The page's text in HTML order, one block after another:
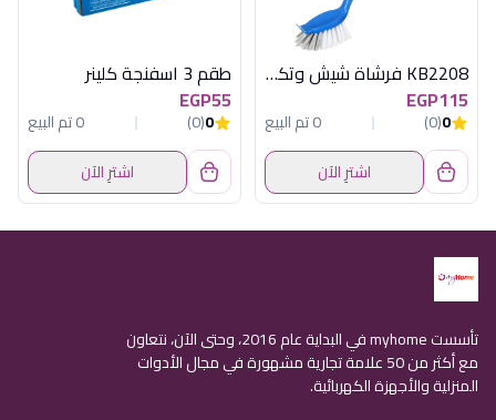
KB2208 فرشاة شيش وتكيف كلينر
EGP115
0
(0)
0 تم البيع
اشترِ الآن
طقم 3 اسفنجة كلينر
EGP55
0
(0)
0 تم البيع
اشترِ الآن
تأسست myhome في البداية عام 2016، وحتى الآن، نتعاون
مع أكثر من 50 علامة تجارية مشهورة في مجال الأدوات
المنزلية والأجهزة الكهربائية.